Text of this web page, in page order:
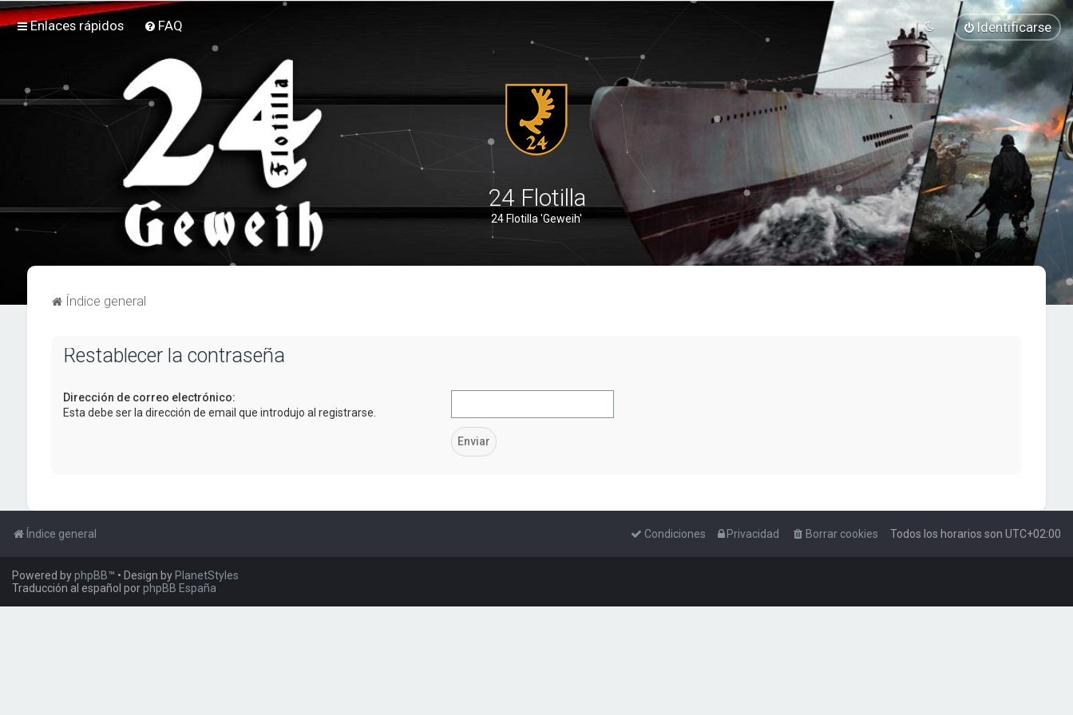
Enlaces rápidos FAQ Identificarse
24 Flotilla
24 Flotilla 'Geweih'
Índice general
Restablecer la contraseña
Dirección de correo electrónico:
Esta debe ser la dirección de email que introdujo al registrarse.
Índice general Todos los horarios son UTC+02:00
Borrar cookies
Privacidad
Condiciones
Powered byphpBB™ • Design by PlanetStyles
Traducción al español porphpBB España